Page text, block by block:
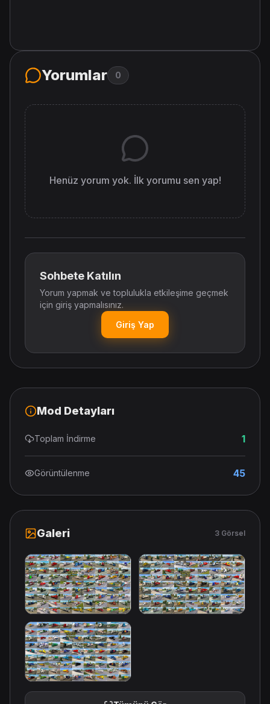
Yorumlar 0
Henüz yorum yok. İlk yorumu sen yap!
Sohbete Katılın
Yorum yapmak ve toplulukla etkileşime geçmek
için giriş yapmalısınız.
Giriş Yap
Mod Detayları
Toplam İndirme 1
Görüntülenme 45
Galeri 3 Görsel